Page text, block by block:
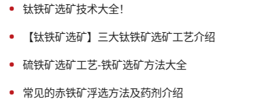
钛铁矿选矿技术大全！
【钛铁矿选矿】三大钛铁矿选矿工艺介绍
硫铁矿选矿工艺-铁矿选矿方法大全
常见的赤铁矿浮选方法及药剂介绍